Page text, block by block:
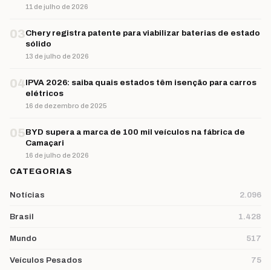
11 de julho de 2026
03Chery registra patente para viabilizar baterias de estado
sólido
13 de julho de 2026
04IPVA 2026: saiba quais estados têm isenção para carros
elétricos
16 de dezembro de 2025
05BYD supera a marca de 100 mil veículos na fábrica de
Camaçari
16 de julho de 2026
CATEGORIAS
Notícias 2.096
Brasil 1.428
Mundo 517
Veículos Pesados 75